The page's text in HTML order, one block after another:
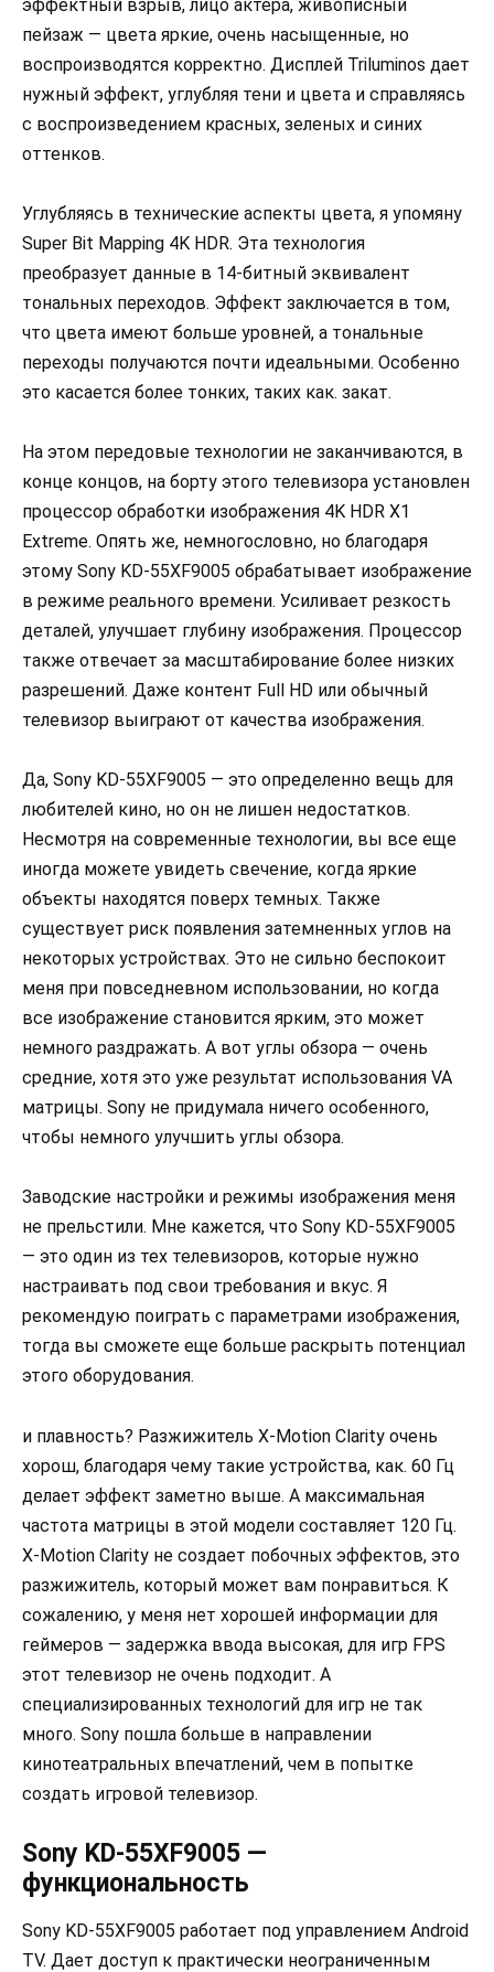
эффектный взрыв, лицо актера, живописный
пейзаж — цвета яркие, очень насыщенные, но
воспроизводятся корректно. Дисплей Triluminos дает
нужный эффект, углубляя тени и цвета и справляясь
с воспроизведением красных, зеленых и синих
оттенков.
Углубляясь в технические аспекты цвета, я упомяну
Super Bit Mapping 4K HDR. Эта технология
преобразует данные в 14-битный эквивалент
тональных переходов. Эффект заключается в том,
что цвета имеют больше уровней, а тональные
переходы получаются почти идеальными. Особенно
это касается более тонких, таких как. закат.
На этом передовые технологии не заканчиваются, в
конце концов, на борту этого телевизора установлен
процессор обработки изображения 4K HDR X1
Extreme. Опять же, немногословно, но благодаря
этому Sony KD-55XF9005 обрабатывает изображение
в режиме реального времени. Усиливает резкость
деталей, улучшает глубину изображения. Процессор
также отвечает за масштабирование более низких
разрешений. Даже контент Full HD или обычный
телевизор выиграют от качества изображения.
Да, Sony KD-55XF9005 — это определенно вещь для
любителей кино, но он не лишен недостатков.
Несмотря на современные технологии, вы все еще
иногда можете увидеть свечение, когда яркие
объекты находятся поверх темных. Также
существует риск появления затемненных углов на
некоторых устройствах. Это не сильно беспокоит
меня при повседневном использовании, но когда
все изображение становится ярким, это может
немного раздражать. А вот углы обзора — очень
средние, хотя это уже результат использования VA
матрицы. Sony не придумала ничего особенного,
чтобы немного улучшить углы обзора.
Заводские настройки и режимы изображения меня
не прельстили. Мне кажется, что Sony KD-55XF9005
— это один из тех телевизоров, которые нужно
настраивать под свои требования и вкус. Я
рекомендую поиграть с параметрами изображения,
тогда вы сможете еще больше раскрыть потенциал
этого оборудования.
и плавность? Разжижитель X-Motion Clarity очень
хорош, благодаря чему такие устройства, как. 60 Гц
делает эффект заметно выше. А максимальная
частота матрицы в этой модели составляет 120 Гц.
X-Motion Clarity не создает побочных эффектов, это
разжижитель, который может вам понравиться. К
сожалению, у меня нет хорошей информации для
геймеров — задержка ввода высокая, для игр FPS
этот телевизор не очень подходит. А
специализированных технологий для игр не так
много. Sony пошла больше в направлении
кинотеатральных впечатлений, чем в попытке
создать игровой телевизор.
Sony KD-55XF9005 —
функциональность
Sony KD-55XF9005 работает под управлением Android
TV. Дает доступ к практически неограниченным